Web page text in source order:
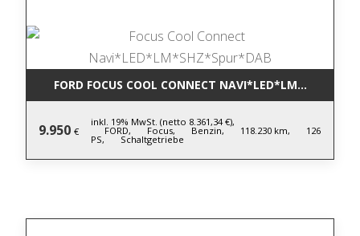
FORD FOCUS COOL CONNECT
9.950 €
inkl. 19% MwSt. (netto 8.361,34 €),
FORD, Focus, Benzin, 118.230 km, 126
PS, Schaltgetriebe